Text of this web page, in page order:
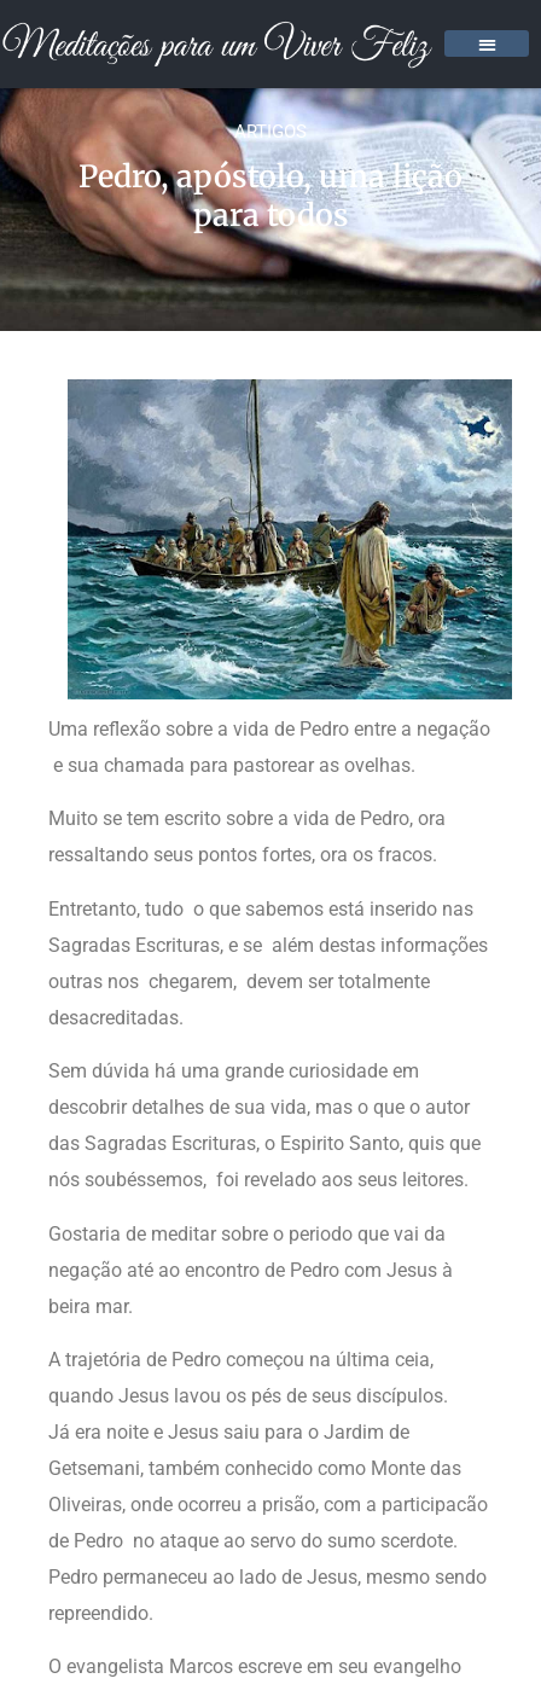
ARTIGOS
Pedro, apóstolo, uma lição
para todos
Uma reflexão sobre a vida de Pedro entre a negação
e sua chamada para pastorear as ovelhas.
Muito se tem escrito sobre a vida de Pedro, ora
ressaltando seus pontos fortes, ora os fracos.
Entretanto, tudo o que sabemos está inserido nas
Sagradas Escrituras, e se além destas informações
outras nos chegarem, devem ser totalmente
desacreditadas.
Sem dúvida há uma grande curiosidade em
descobrir detalhes de sua vida, mas o que o autor
das Sagradas Escrituras, o Espirito Santo, quis que
nós soubéssemos, foi revelado aos seus leitores.
Gostaria de meditar sobre o periodo que vai da
negação até ao encontro de Pedro com Jesus à
beira mar.
A trajetória de Pedro começou na última ceia,
quando Jesus lavou os pés de seus discípulos.
Já era noite e Jesus saiu para o Jardim de
Getsemani, também conhecido como Monte das
Oliveiras, onde ocorreu a prisão, com a participacão
de Pedro no ataque ao servo do sumo scerdote.
Pedro permaneceu ao lado de Jesus, mesmo sendo
repreendido.
O evangelista Marcos escreve em seu evangelho